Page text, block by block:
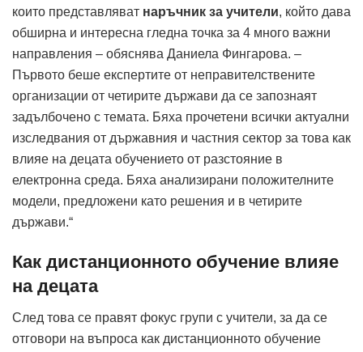
които представляват наръчник за учители, който дава
обширна и интересна гледна точка за 4 много важни
направления – обяснява Даниела Фингарова. –
Първото беше експертите от неправителствените
организации от четирите държави да се запознаят
задълбочено с темата. Бяха прочетени всички актуални
изследвания от държавния и частния сектор за това как
влияе на децата обучението от разстояние в
електронна среда. Бяха анализирани положителните
модели, предложени като решения и в четирите
държави.“
Как дистанционното обучение влияе
на децата
След това се правят фокус групи с учители, за да се
отговори на въпроса как дистанционното обучение